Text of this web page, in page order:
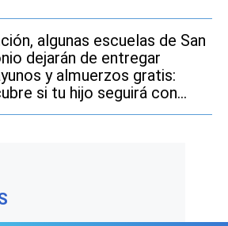
algunas escuelas de San
dejarán de entregar
y almuerzos gratis:
si tu hijo seguirá con
durante el ciclo